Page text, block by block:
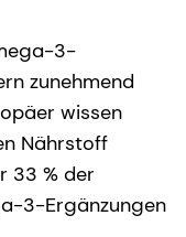
3-
zunehmend
wissen
Nährstoff
33 % der
3-Ergänzungen